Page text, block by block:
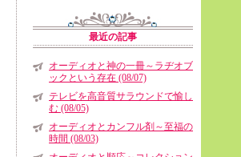
最近の記事
オーディオと神の一冊～ラヂオブ
ックという存在 (08/07)
テレビを高音質サラウンドで愉し
む (08/05)
オーディオとカンフル剤～至福の
時間 (08/03)